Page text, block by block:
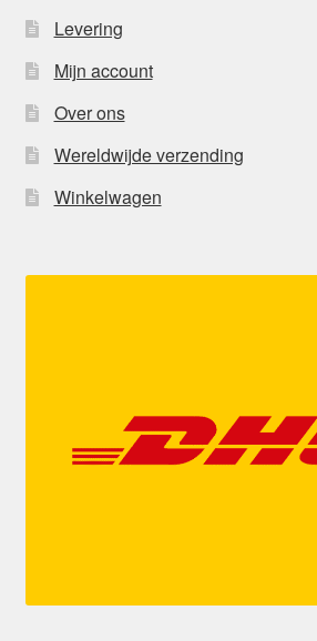
Levering
Mijn account
Over ons
Wereldwijde verzending
Winkelwagen